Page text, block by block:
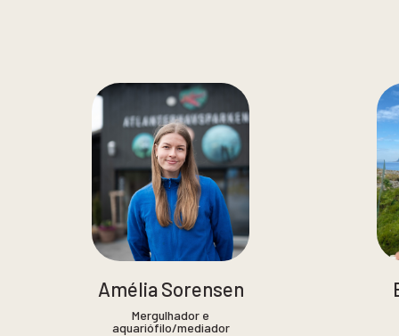
Amélia Sorensen
Mergulhador e
aquariófilo/mediador